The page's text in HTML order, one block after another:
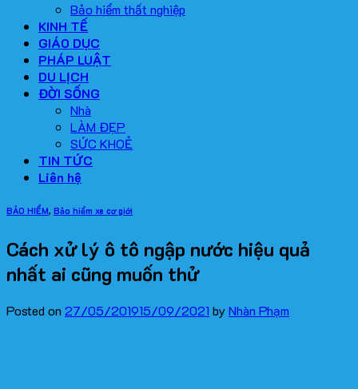
Bảo hiểm thất nghiệp
KINH TẾ
GIÁO DỤC
PHÁP LUẬT
DU LỊCH
ĐỜI SỐNG
Nhà
LÀM ĐẸP
SỨC KHOẺ
TIN TỨC
Liên hệ
BẢO HIỂM, Bảo hiểm xe cơ giới
Cách xử lý ô tô ngập nước hiệu quả
nhất ai cũng muốn thử
Posted on 27/05/201915/09/2021 byNhàn Phạm